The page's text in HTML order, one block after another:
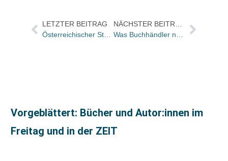
LETZTER BEITRAG
Österreichischer Staatspreis für europäische Literatur an Mircea Cărtărescu
Vorgeblättert: Bücher und Autor:innen im
Freitag und in der ZEIT